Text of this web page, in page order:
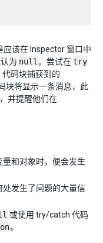
应该在 Inspector 窗口中
为 null 。尝试在try
代码块捕获到的
块将显示一条消息，此
并提醒他们在
和对象时，便会发生
发生了问题的大量信
或使用 try/catch 代码
。